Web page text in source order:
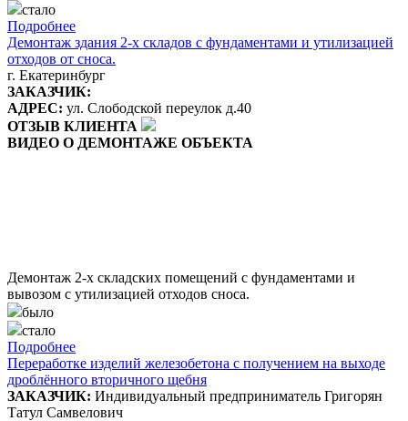
стало
Подробнее
Демонтаж здания 2-х складов с фундаментами и утилизацией
отходов от сноса.
г. Екатеринбург
ЗАКАЗЧИК:
АДРЕС: ул. Слободской переулок д.40
ОТЗЫВ КЛИЕНТА
ВИДЕО О ДЕМОНТАЖЕ ОБЪЕКТА
Демонтаж 2-х складских помещений с фундаментами и
вывозом с утилизацией отходов сноса.
было
стало
Подробнее
Переработке изделий железобетона с получением на выходе
дроблённого вторичного щебня
ЗАКАЗЧИК: Индивидуальный предприниматель Григорян
Татул Самвелович